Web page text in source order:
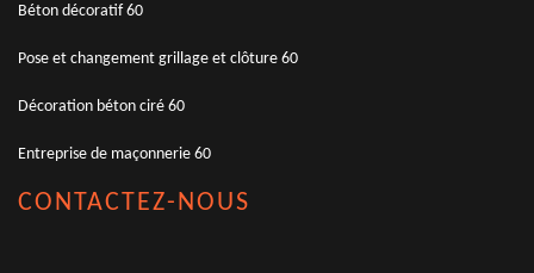
Béton décoratif 60
Pose et changement grillage et clôture 60
Décoration béton ciré 60
Entreprise de maçonnerie 60
CONTACTEZ-NOUS